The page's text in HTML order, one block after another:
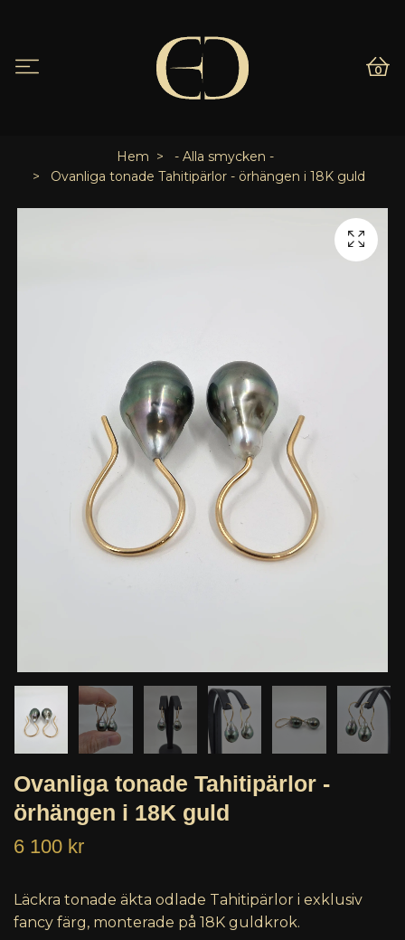
0
Hem
- Alla smycken -
Ovanliga tonade Tahitipärlor - örhängen i 18K guld
Ovanliga tonade Tahitipärlor -
örhängen i 18K guld
6 100 kr
Läckra tonade äkta odlade Tahitipärlor i exklusiv
fancy färg, monterade på 18K guldkrok.